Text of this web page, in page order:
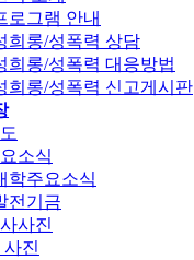
로그램 안내
희롱/성폭력 상담
희롱/성폭력 대응방법
희롱/성폭력 신고게시판
소식
학주요소식
전기금
사진
사진